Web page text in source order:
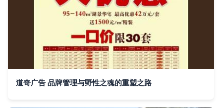
道奇广告 品牌管理与野性之魂的重塑之路